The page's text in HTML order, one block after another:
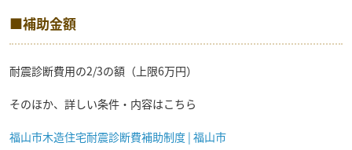
■補助金額
耐震診断費用の2/3の額（上限6万円）
そのほか、詳しい条件・内容はこちら
福山市木造住宅耐震診断費補助制度 | 福山市